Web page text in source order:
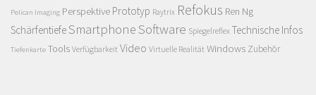
Pelican Imaging Perspektive Prototyp Raytrix Refokus Ren Ng
SchärfentiefeSmartphoneSoftware Spiegelreflex Technische Infos
Tiefenkarte Tools Verfügbarkeit Video Virtuelle Realität Windows Zubehör